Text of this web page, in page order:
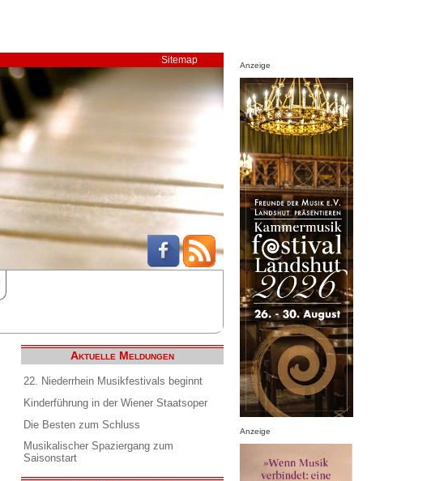
Sitemap
Aktuelle Meldungen
22. Niederrhein Musikfestivals beginnt
Kinderführung in der Wiener Staatsoper
Die Besten zum Schluss
Musikalischer Spaziergang zum
Saisonstart
Anzeige
Anzeige